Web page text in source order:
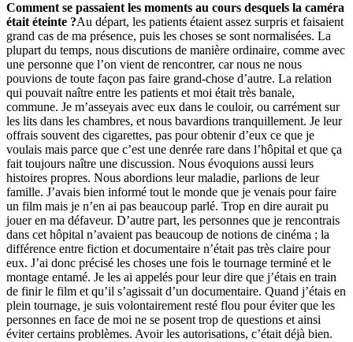
Comment se passaient les moments au cours desquels la caméra
était éteinte ?Au départ, les patients étaient assez surpris et faisaient
grand cas de ma présence, puis les choses se sont normalisées. La
plupart du temps, nous discutions de manière ordinaire, comme avec
une personne que l’on vient de rencontrer, car nous ne nous
pouvions de toute façon pas faire grand-chose d’autre. La relation
qui pouvait naître entre les patients et moi était très banale,
commune. Je m’asseyais avec eux dans le couloir, ou carrément sur
les lits dans les chambres, et nous bavardions tranquillement. Je leur
offrais souvent des cigarettes, pas pour obtenir d’eux ce que je
voulais mais parce que c’est une denrée rare dans l’hôpital et que ça
fait toujours naître une discussion. Nous évoquions aussi leurs
histoires propres. Nous abordions leur maladie, parlions de leur
famille. J’avais bien informé tout le monde que je venais pour faire
un film mais je n’en ai pas beaucoup parlé. Trop en dire aurait pu
jouer en ma défaveur. D’autre part, les personnes que je rencontrais
dans cet hôpital n’avaient pas beaucoup de notions de cinéma ; la
différence entre fiction et documentaire n’était pas très claire pour
eux. J’ai donc précisé les choses une fois le tournage terminé et le
montage entamé. Je les ai appelés pour leur dire que j’étais en train
de finir le film et qu’il s’agissait d’un documentaire. Quand j’étais en
plein tournage, je suis volontairement resté flou pour éviter que les
personnes en face de moi ne se posent trop de questions et ainsi
éviter certains problèmes. Avoir les autorisations, c’était déjà bien.